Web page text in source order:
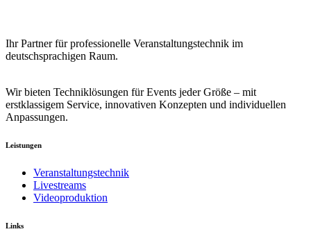
Ihr Partner für professionelle Veranstaltungstechnik im
deutschsprachigen Raum.
Wir bieten Techniklösungen für Events jeder Größe – mit
erstklassigem Service, innovativen Konzepten und individuellen
Anpassungen.
Leistungen
Veranstaltungstechnik
Livestreams
Videoproduktion
Links